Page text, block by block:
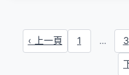
‹ 上一頁 1 ... 3